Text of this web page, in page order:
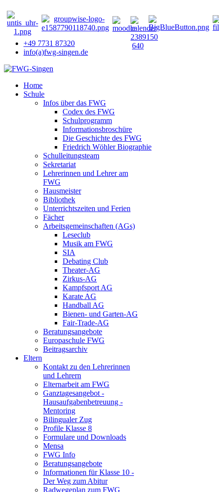
+49 7731 87320
info(a)fwg-singen.de
Home
Schule
Infos über das FWG
Codex des FWG
Schulprogramm
Informationsbroschüre
Die Geschichte des FWG
Friedrich Wöhler Biographie
Schulleitungsteam
Sekretariat
Lehrerinnen und Lehrer am
FWG
Hausmeister
Bibliothek
Unterrichtszeiten und Ferien
Fächer
Arbeitsgemeinschaften (AGs)
Leseclub
Musik am FWG
SIA
Debating Club
Theater-AG
Zirkus-AG
Kampfsport AG
Karate AG
Handball AG
Bienen- und Garten-AG
Fair-Trade-AG
Beratungsangebote
Europaschule FWG
Beitragsarchiv
Eltern
Kontakt zu den Lehrerinnen
und Lehrern
Elternarbeit am FWG
Ganztagesangebot -
Hausaufgabenbetreuung -
Mentoring
Bilingualer Zug
Profile Klasse 8
Formulare und Downloads
Mensa
FWG Info
Beratungsangebote
Informationen für Klasse 10 -
Der Weg zum Abitur
Radwegeplan zum FWG